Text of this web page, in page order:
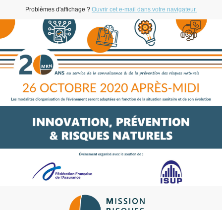
Problèmes d'affichage ? Ouvrir cet e-mail dans votre navigateur.